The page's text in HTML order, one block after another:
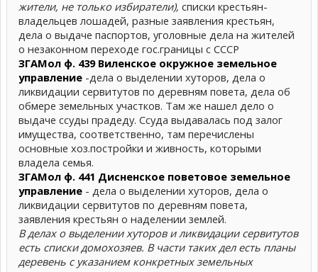
жители, не только избиратели), списки крестьян-
владельцев лошадей, разные заявления крестьян,
дела о выдаче паспортов, уголовные дела на жителей
о незаконном переходе гос.границы с СССР
ЗГАМол ф. 439 Виленское окружное земельное
управление -дела о выделении хуторов, дела о
ликвидации сервитутов по деревням повета, дела об
обмере земельных участков. Там же нашел дело о
выдаче ссуды прадеду. Ссуда выдавалась под залог
имущества, соответственно, там перечислены
основные хоз.постройки и живность, которыми
владела семья.
ЗГАМол ф. 441 Дисненское поветовое земельное
управление - дела о выделении хуторов, дела о
ликвидации сервитутов по деревням повета,
заявления крестьян о наделении землей.
В делах о выделении хуторов и ликвидации сервитутов
есть списки домохозяев. В части таких дел есть планы
деревень с указанием конкретных земельных